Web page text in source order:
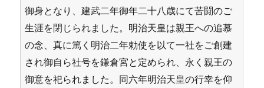
御身となり、建武二年御年二十八歳にて苦闘のご
生涯を閉じられました。明治天皇は親王への追慕
の念、真に篤く明治二年勅使を以て一社をご創建
され御自ら社号を鎌倉宮と定められ、永く親王の
御意を祀られました。同六年明治天皇の行幸を仰